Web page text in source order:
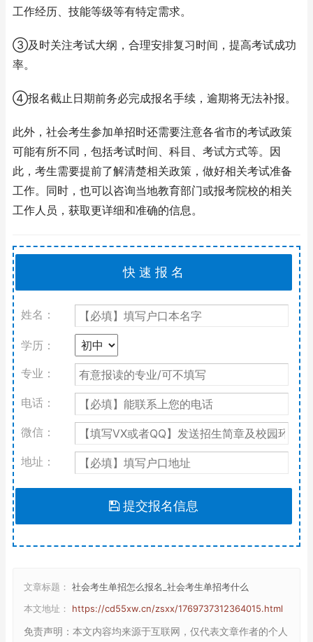
工作经历、技能等级等有特定需求。
③及时关注考试大纲，合理安排复习时间，提高考试成功
率。
④报名截止日期前务必完成报名手续，逾期将无法补报。
此外，社会考生参加单招时还需要注意各省市的考试政策
可能有所不同，包括考试时间、科目、考试方式等。因
此，考生需要提前了解清楚相关政策，做好相关考试准备
工作。同时，也可以咨询当地教育部门或报考院校的相关
工作人员，获取更详细和准确的信息。
姓名：
学历：
专业：
电话：
微信：
地址：
提交报名信息
文章标题： 社会考生单招怎么报名_社会考生单招考什么
本文地址： https://cd55xw.cn/zsxx/1769737312364015.html
免责声明 ：本文内容均来源于互联网，仅代表文章作者的个人